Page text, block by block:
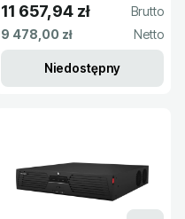
Cena brutto
11 657,94 zł
Cena netto
9 478,00 zł
Niedostępny